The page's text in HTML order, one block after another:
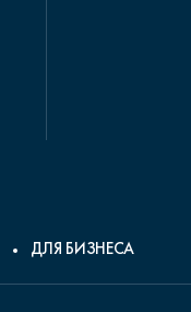
ДЛЯ БИЗНЕСА